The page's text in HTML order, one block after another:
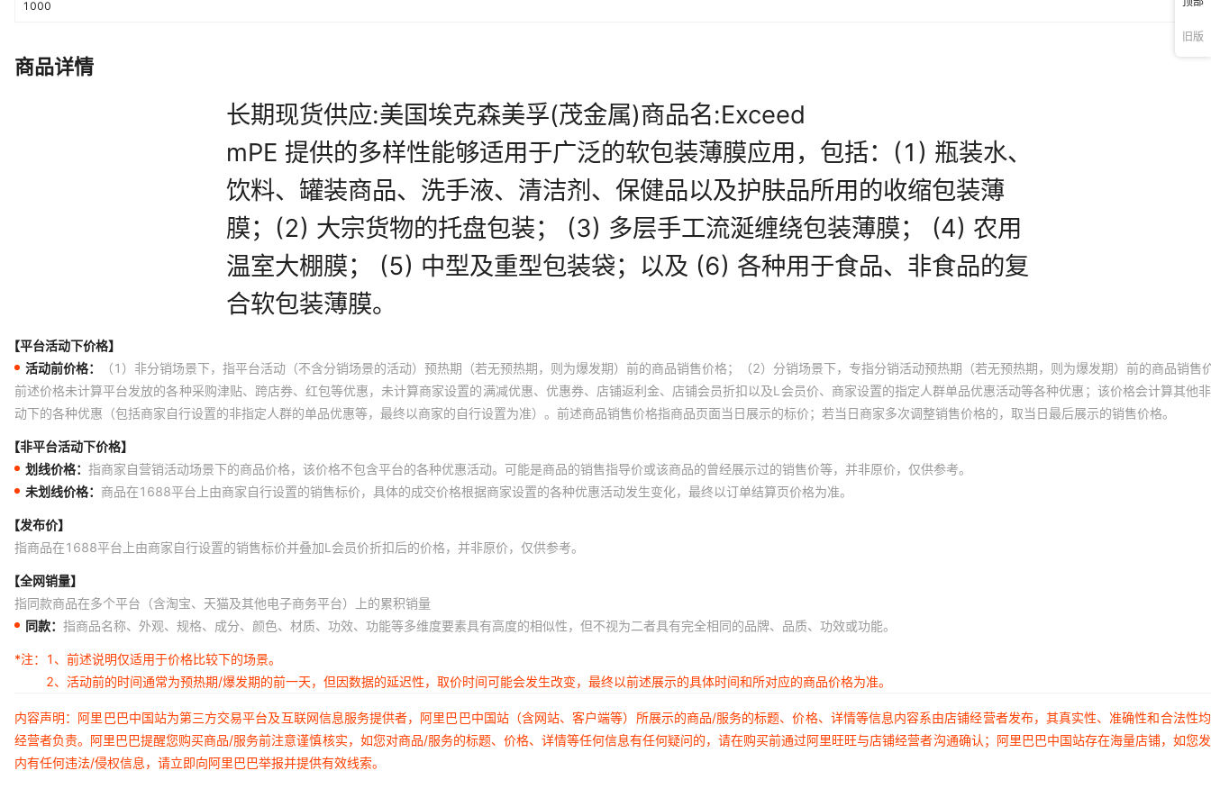
1000
商品详情
【平台活动下价格】
活动前价格：
（1）非分销场景下，指平台活动（不含分销场景的活动）预热期（若无预热期，则为爆发期）前的商品销售价格；（2）分销场景下，专指分销活动预热期（若无预热期，则为爆发期）前的商品销售
前述价格未计算平台发放的各种采购津贴、跨店券、红包等优惠，未计算商家设置的满减优惠、优惠券、店铺返利金、店铺会员折扣以及L会员价、商家设置的指定人群单品优惠活动等各种优惠；该价格会计算其他
动下的各种优惠（包括商家自行设置的非指定人群的单品优惠等，最终以商家的自行设置为准）。前述商品销售价格指商品页面当日展示的标价；若当日商家多次调整销售价格的，取当日最后展示的销售价格。
【非平台活动下价格】
划线价格： 指商家自营销活动场景下的商品价格，该价格不包含平台的各种优惠活动。可能是商品的销售指导价或该商品的曾经展示过的销售价等，并非原价，仅供参考。
未划线价格： 商品在1688平台上由商家自行设置的销售标价，具体的成交价格根据商家设置的各种优惠活动发生变化，最终以订单结算页价格为准。
【发布价】
指商品在1688平台上由商家自行设置的销售标价并叠加L会员价折扣后的价格，并非原价，仅供参考。
【全网销量】
指同款商品在多个平台（含淘宝、天猫及其他电子商务平台）上的累积销量
同款： 指商品名称、外观、规格、成分、颜色、材质、功效、功能等多维度要素具有高度的相似性，但不视为二者具有完全相同的品牌、品质、功效或功能。
*注：
1、前述说明仅适用于价格比较下的场景。
2、活动前的时间通常为预热期/爆发期的前一天，但因数据的延迟性，取价时间可能会发生改变，最终以前述展示的具体时间和所对应的商品价格为准。
内容声明：阿里巴巴中国站为第三方交易平台及互联网信息服务提供者，阿里巴巴中国站（含网站、客户端等）所展示的商品/服务的标题、价格、详情等信息内容系由店铺经营者发布，其真实性、准确性和合法性
经营者负责。阿里巴巴提醒您购买商品/服务前注意谨慎核实，如您对商品/服务的标题、价格、详情等任何信息有任何疑问的，请在购买前通过阿里旺旺与店铺经营者沟通确认；阿里巴巴中国站存在海量店铺，如您
内有任何违法/侵权信息，请立即向阿里巴巴举报并提供有效线索。
旧版